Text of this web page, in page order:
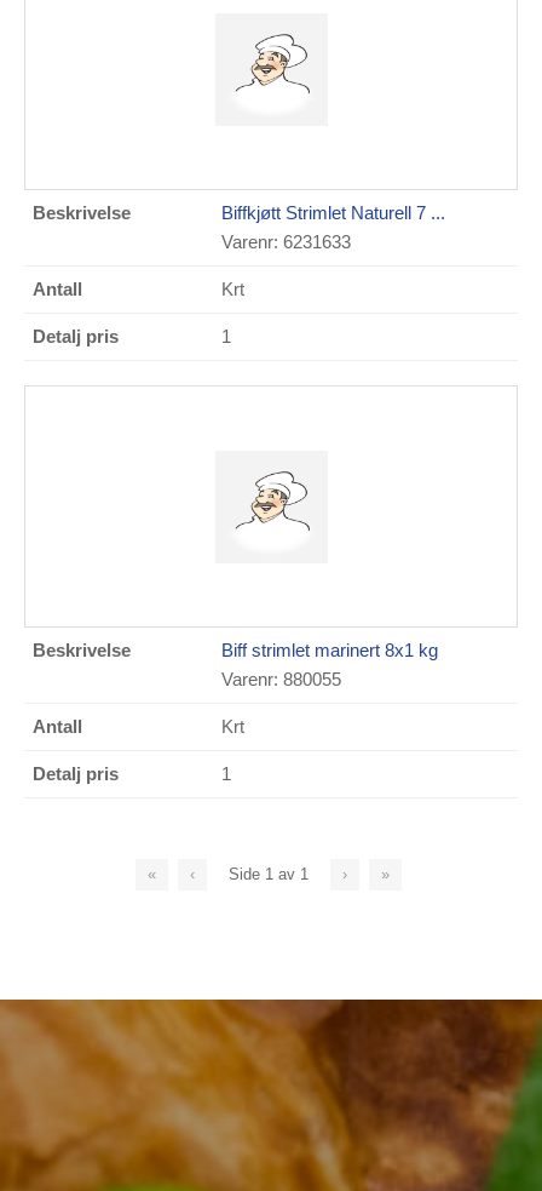
Biffkjøtt Strimlet Naturell 7 ...
Varenr: 6231633
Krt
1
Biff strimlet marinert 8x1 kg
Varenr: 880055
Krt
1
« ‹ Side 1 av 1 › »